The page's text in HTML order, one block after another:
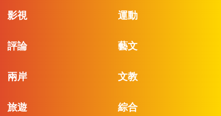
影視 運動
評論 藝文
兩岸 文教
旅遊 綜合